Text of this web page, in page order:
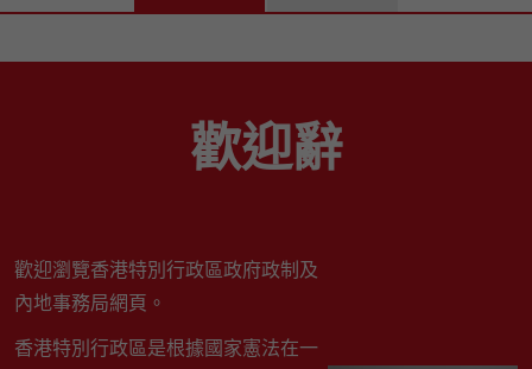
歡迎辭
歡迎瀏覽香港特別行政區政府政制及
內地事務局網頁。
香港特別行政區是根據國家憲法在一